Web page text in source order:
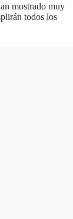
mostrado muy
todos los